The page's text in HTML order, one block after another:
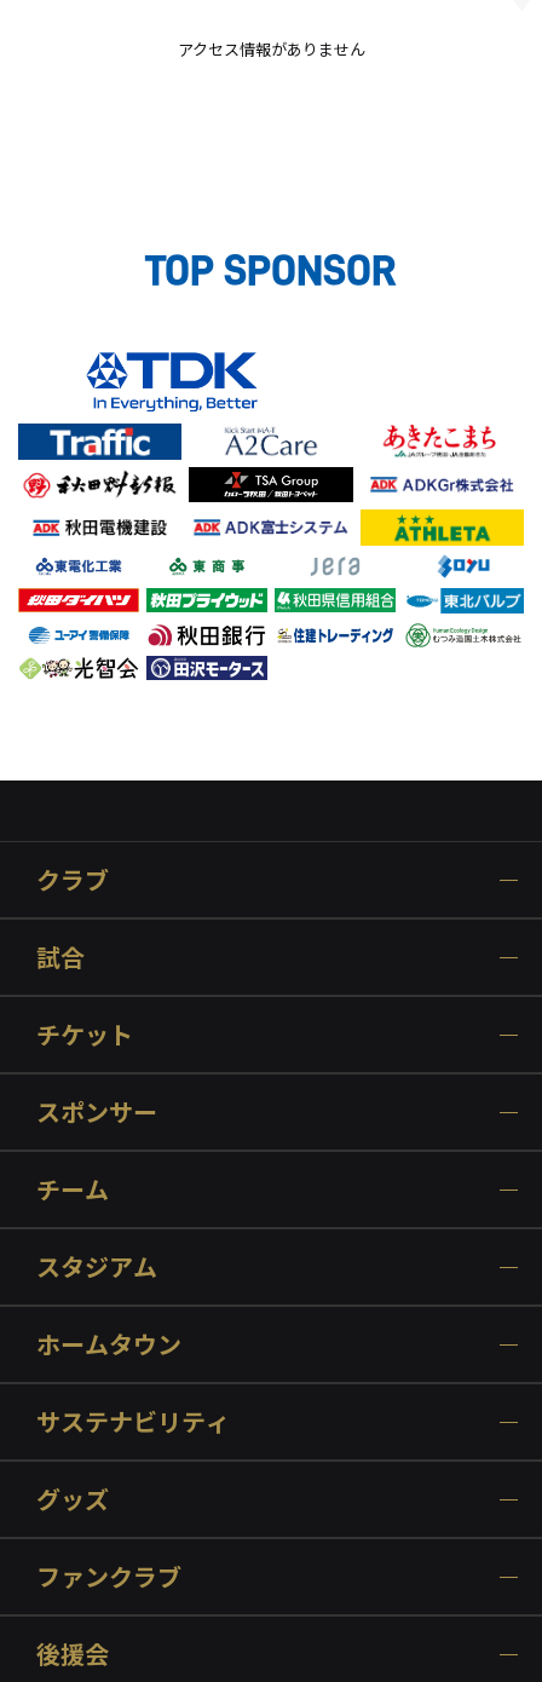
アクセス情報がありません
TOP SPONSOR
クラブ
試合
チケット
スポンサー
チーム
スタジアム
ホームタウン
サステナビリティ
グッズ
ファンクラブ
後援会